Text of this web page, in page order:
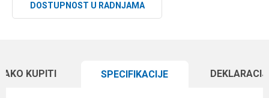
DOSTUPNOST U RADNJAMA
KUPITI SPECIFIKACIJЕ